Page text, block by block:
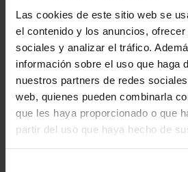
Las cookies de este sitio web se
el contenido y los anuncios,
sociales y analizar el tráfico.
información sobre el uso que haga
nuestros partners de redes
web, quienes pueden combinarla
que les haya proporcionado o que
partir del uso que haya hecho de
SUSCRIPCIÓN
CAPITALES DE